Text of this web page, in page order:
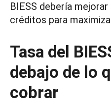
BIESS debería
créditos para
Tasa del
debajo de lo
cobrar